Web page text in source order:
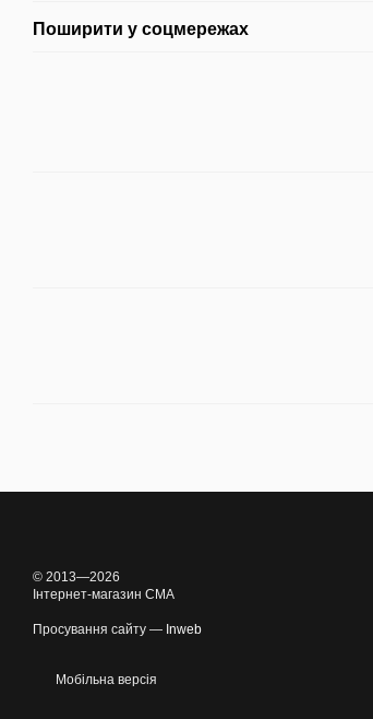
Поширити у соцмережах
© 2013—2026
Інтернет-магазин CMA
Просування сайту — Inweb
Мобільна версія